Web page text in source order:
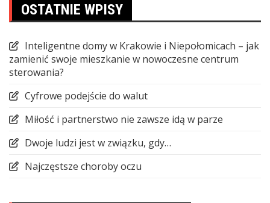
OSTATNIE WPISY
Inteligentne domy w Krakowie i Niepołomicach – jak
zamienić swoje mieszkanie w nowoczesne centrum
sterowania?
Cyfrowe podejście do walut
Miłość i partnerstwo nie zawsze idą w parze
Dwoje ludzi jest w związku, gdy…
Najczęstsze choroby oczu